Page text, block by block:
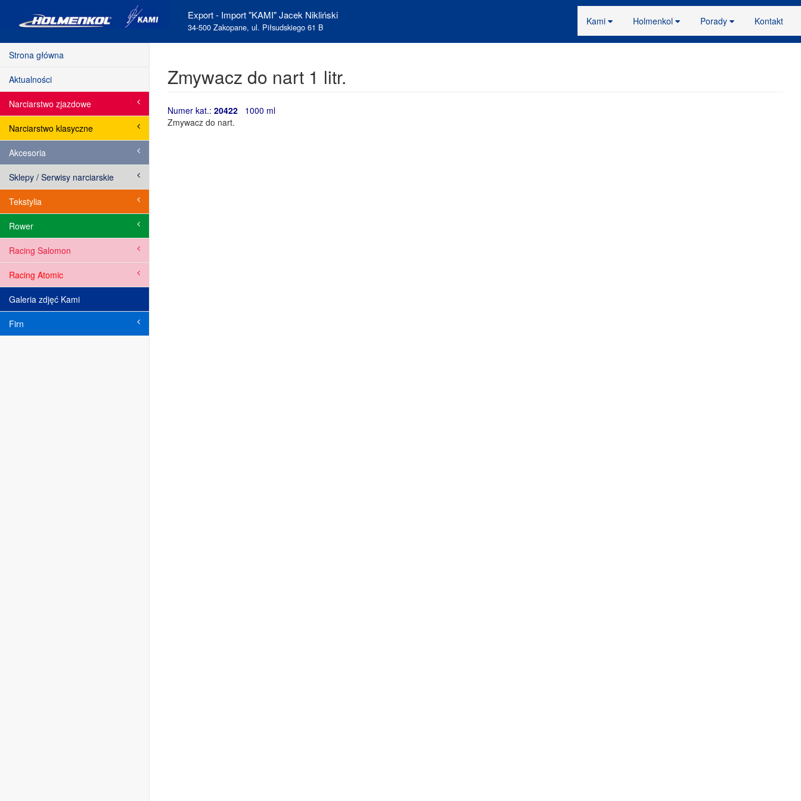
Export - Import "KAMI" Jacek Nikliński
34-500 Zakopane, ul. Piłsudskiego 61 B
Kami Holmenkol Porady Kontakt
Strona główna
Aktualności
Narciarstwo zjazdowe
Narciarstwo klasyczne
Akcesoria
Sklepy / Serwisy narciarskie
Tekstylia
Rower
Racing Salomon
Racing Atomic
Galeria zdjęć Kami
Firn
Zmywacz do nart 1 litr.
Numer kat.: 20422 1000 ml
Zmywacz do nart.